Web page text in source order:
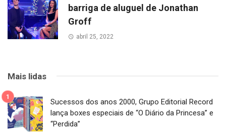
barriga de aluguel de Jonathan
Groff
abril 25, 2022
Mais lidas
Sucessos dos anos 2000, Grupo Editorial Record
lança boxes especiais de “O Diário da Princesa” e
“Perdida”